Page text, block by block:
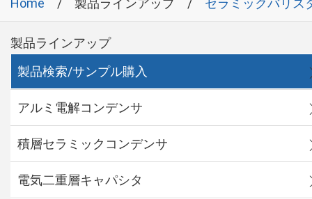
Home 製品ラインアップ セラミックバリス
製品ラインアップ
製品検索/サンプル購入
アルミ電解コンデンサ
積層セラミックコンデンサ
電気二重層キャパシタ